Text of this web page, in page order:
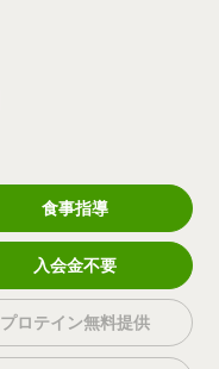
食事指導
入会金不要
プロテイン無料提供